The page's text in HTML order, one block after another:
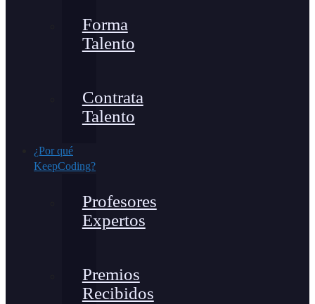
Forma
Talento
Contrata
Talento
¿Por qué
KeepCoding?
Profesores
Expertos
Premios
Recibidos